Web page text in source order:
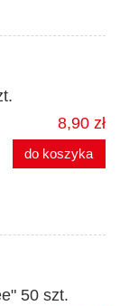
8,90 zł
do koszyka
50 szt.